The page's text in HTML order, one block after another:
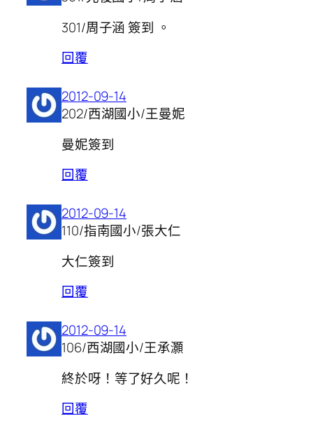
301/周子涵 簽到 。
回覆
2012-09-14
202/西湖國小/王曼妮
曼妮簽到
回覆
2012-09-14
110/指南國小/張大仁
大仁簽到
回覆
2012-09-14
106/西湖國小/王承灝
終於呀！等了好久呢！
回覆